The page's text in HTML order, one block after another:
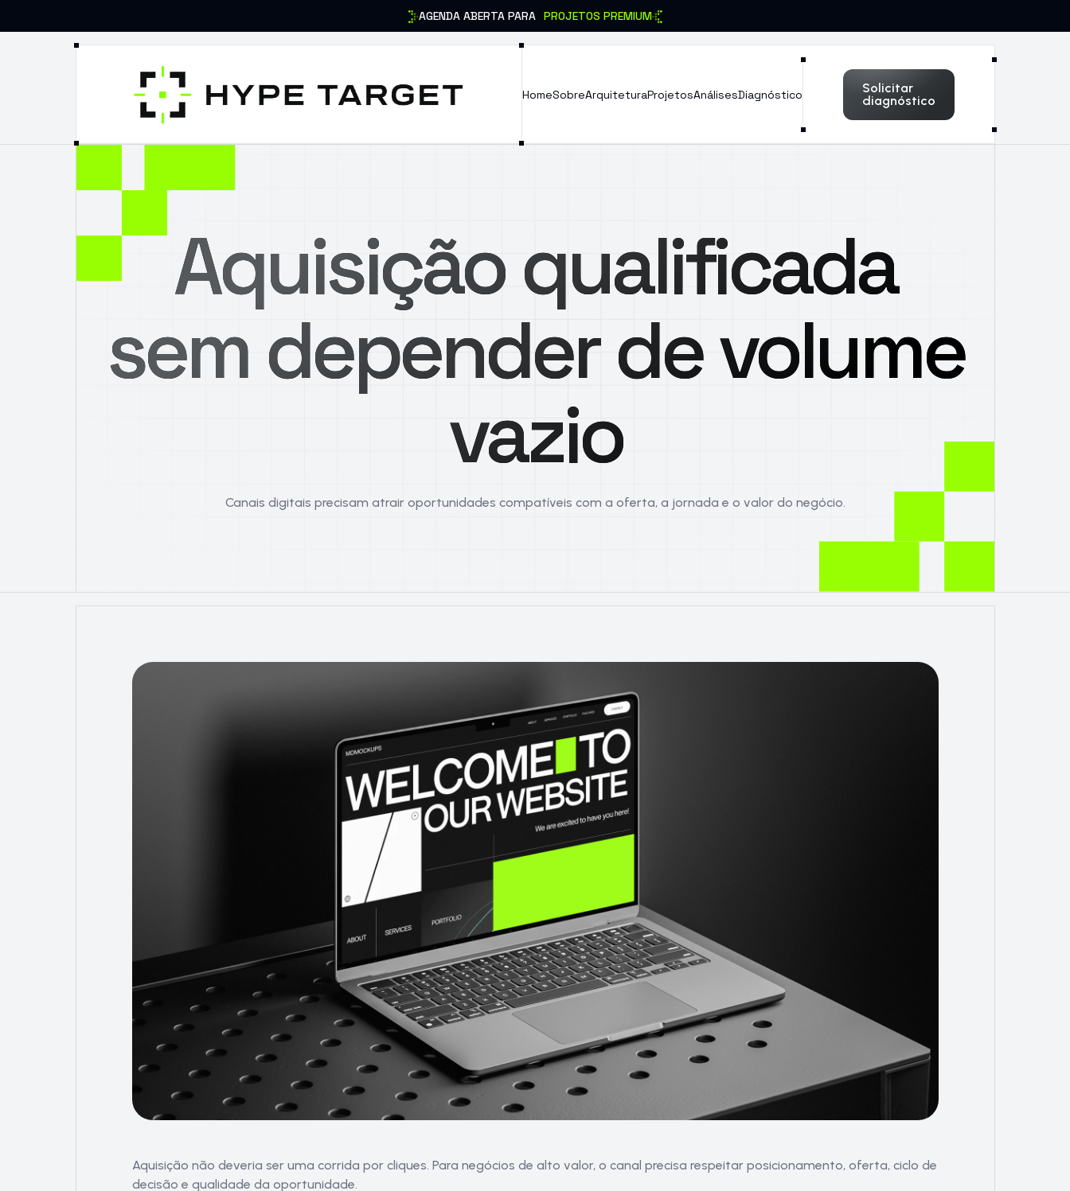
AGENDA ABERTA PARA PROJETOS PREMIUM
HomeSobreArquiteturaProjetosAnálisesDiagnóstico
Solicitar
diagnóstico
Aquisição qualificada
sem depender de volume
vazio
Canais digitais precisam atrair oportunidades compatíveis com a oferta, a jornada e o valor do negócio.
Aquisição não deveria ser uma corrida por cliques. Para negócios de alto valor, o canal precisa respeitar posicionamento, oferta, ciclo de
decisão e qualidade da oportunidade.